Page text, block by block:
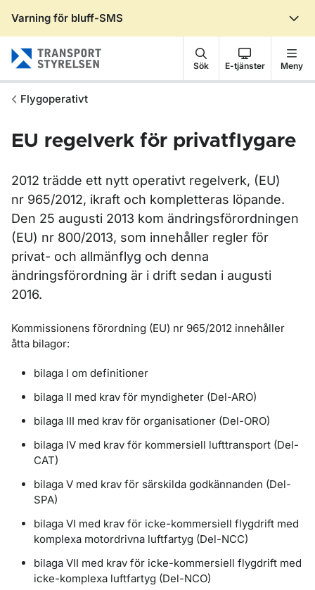
Varning för bluff-SMS
Sök E-tjänster Meny
Flygoperativt
EU regelverk för privatflygare
2012 trädde ett nytt operativt regelverk, (EU)
nr 965/2012, ikraft och kompletteras löpande.
Den 25 augusti 2013 kom ändringsförordningen
(EU) nr 800/2013, som innehåller regler för
privat- och allmänflyg och denna
ändringsförordning är i drift sedan i augusti
2016.
Kommissionens förordning (EU) nr 965/2012 innehåller
åtta bilagor:
bilaga I om definitioner
bilaga II med krav för myndigheter (Del-ARO)
bilaga III med krav för organisationer (Del-ORO)
bilaga IV med krav för kommersiell lufttransport (Del-
CAT)
bilaga V med krav för särskilda godkännanden (Del-
SPA)
bilaga VI med krav för icke-kommersiell flygdrift med
komplexa motordrivna luftfartyg (Del-NCC)
bilaga VII med krav för icke-kommersiell flygdrift med
icke-komplexa luftfartyg (Del-NCO)